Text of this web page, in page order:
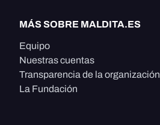
MÁS SOBRE MALDITA.ES
Equipo
Nuestras cuentas
Transparencia de la organización
La Fundación